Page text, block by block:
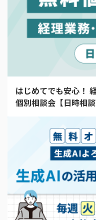
はじめてでも安心！
個別相談会【日時相談